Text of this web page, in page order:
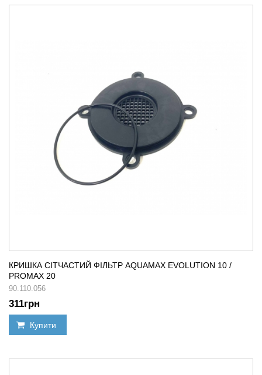
КРИШКА СІТЧАСТИЙ ФІЛЬТР AQUAMAX EVOLUTION 10 /
PROMAX 20
90.110.056
311грн
Купити